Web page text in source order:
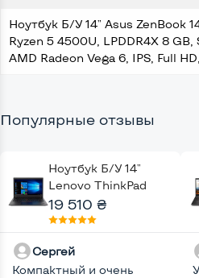
Ноутбук Б/У 14" Asus ZenBook
Ryzen 5 4500U, LPDDR4X 8 GB,
AMD Radeon Vega 6, IPS, Full
Популярные отзывы
Ноутбук Б/У 14"
Lenovo ThinkPad
T14S Gen 1: Intel
Core i7-10610U,
DDR4 16 GB, SSD 256
GB, Intel UHD, IPS,
Full HD,
19 510 ₴
Сергей
Компактный и очень